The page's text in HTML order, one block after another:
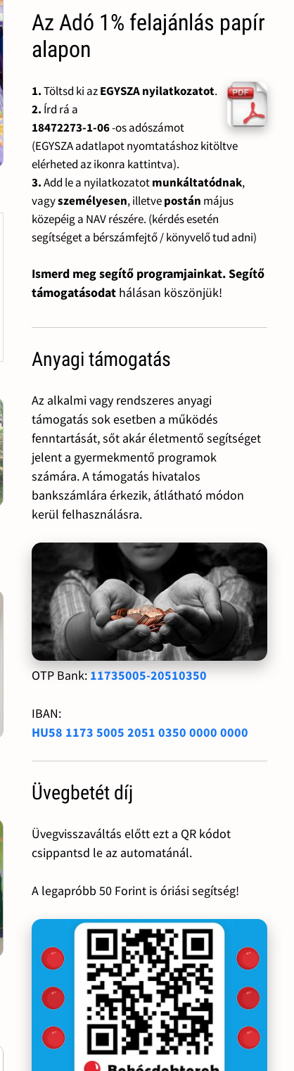
Az Adó 1% felajánlás papír
alapon
1.Töltsd ki azEGYSZA nyilatkozatot.
2. Írd rá a
18472273-1-06-os adószámot
(EGYSZA adatlapot nyomtatáshoz kitöltve
elérheted az ikonra kattintva).
3.Add le a nyilatkozatotmunkáltatódnak,
vagyszemélyesen, illetvepostán május
közepéig a NAV részére. (kérdés esetén
segítséget a bérszámfejtő / könyvelő tud adni)
Ismerd meg segítő programjainkat. Segítő
támogatásodat hálásan köszönjük!
Anyagi támogatás
Az alkalmi vagy rendszeres anyagi
támogatás sok esetben a működés
fenntartását, sőt akár életmentő segítséget
jelent a gyermekmentő programok
számára. A támogatás hivatalos
bankszámlára érkezik, átlátható módon
kerül felhasználásra.
OTP Bank: 11735005-20510350
IBAN:
HU58 1173 5005 2051 0350 0000 0000
Üvegbetét díj
Üvegvisszaváltás előtt ezt a QR kódot
csippantsd le az automatánál.
A legapróbb 50 Forint is óriási segítség!